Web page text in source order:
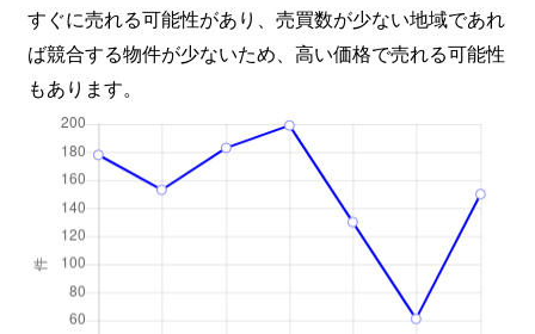
すぐに売れる可能性があり、売買数が少ない地域であれ
ば競合する物件が少ないため、高い価格で売れる可能性
もあります。